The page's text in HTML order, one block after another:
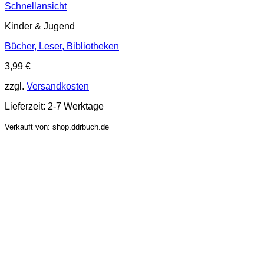
Schnellansicht
Kinder & Jugend
Bücher, Leser, Bibliotheken
3,99 €
zzgl. Versandkosten
Lieferzeit: 2-7 Werktage
Verkauft von: shop.ddrbuch.de